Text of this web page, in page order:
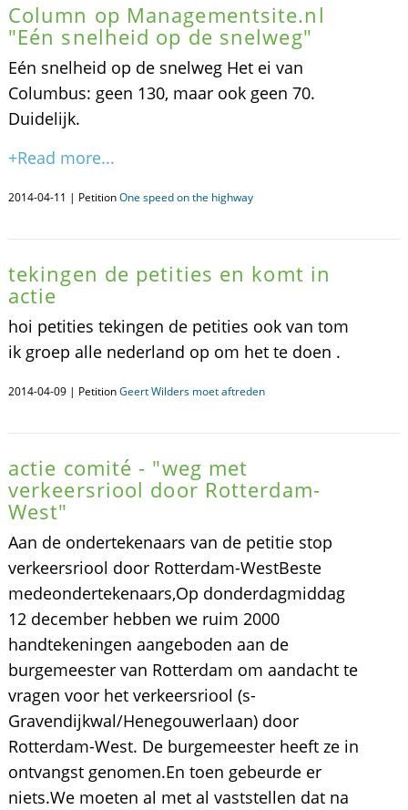
Column op Managementsite.nl
"Eén snelheid op de snelweg"
Eén snelheid op de snelweg Het ei van
Columbus: geen 130, maar ook geen 70.
Duidelijk.
+Read more...
2014-04-11 | PetitionOne speed on the highway
tekingen de petities en komt in
actie
hoi petities tekingen de petities ook van tom
ik groep alle nederland op om het te doen .
2014-04-09 | PetitionGeert Wilders moet aftreden
actie comité - "weg met
verkeersriool door Rotterdam-
West"
Aan de ondertekenaars van de petitie stop
verkeersriool door Rotterdam-WestBeste
medeondertekenaars,Op donderdagmiddag
12 december hebben we ruim 2000
handtekeningen aangeboden aan de
burgemeester van Rotterdam om aandacht te
vragen voor het verkeersriool (s-
Gravendijkwal/Henegouwerlaan) door
Rotterdam-West. De burgemeester heeft ze in
ontvangst genomen.En toen gebeurde er
niets.We moeten al met al vaststellen dat na